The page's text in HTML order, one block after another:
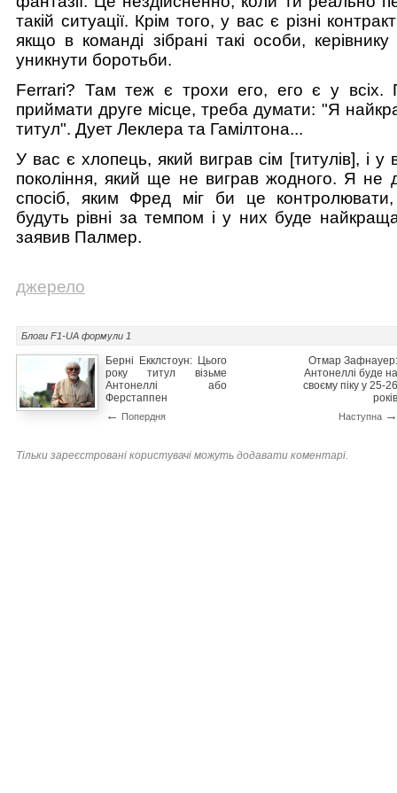
такій ситуації. Крім того, у вас є різні
якщо в команді зібрані такі особи,
уникнути боротьби.
Ferrari? Там теж є трохи его, его є у всіх.
приймати друге місце, треба думати: "Я
титул". Дует Леклера та Гамілтона...
У вас є хлопець, який виграв сім [титулів], і у
покоління, який ще не виграв жодного. Я
спосіб, яким Фред міг би це
будуть рівні за темпом і у них буде
заявив Палмер.
джерело
Блоги F1-UA формули 1
Берні Екклстоун: Цього
року титул візьме
Антонеллі або
Ферстаппен
← Попердня
Отмар Зафнауер:
Антонеллі буде на
своєму піку у 25-26
років
Наступна →
Тільки зареєстровані користувачі можуть додавати коментарі.